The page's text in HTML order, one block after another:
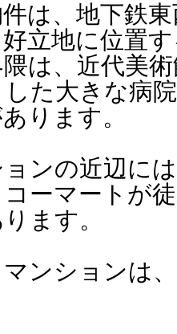
は、地下鉄
立地に位置
は、近代美術
た大きな病
ります。
ンの近辺に
ーマートが
ます。
ンションは